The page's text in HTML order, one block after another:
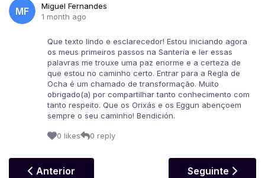
MF
Miguel Fernandes
1 month ago
Que texto lindo e esclarecedor! Estou iniciando agora
os meus primeiros passos na Santería e ler essas
palavras me trouxe uma paz enorme e a certeza de
que estou no caminho certo. Entrar para a Regla de
Ocha é um chamado de transformação. Muito
obrigado(a) por compartilhar tanto conhecimento com
tanto respeito. Que os Orixás e os Eggun abençoem
sempre o seu caminho! Bendición.
0 likes 0 reply
Artigo Anterior: Astrologia Cigana: Os Doze
Anterior Artigo Seguinte:
Seguinte